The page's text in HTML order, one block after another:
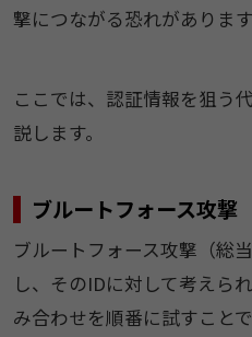
撃につながる恐れがあります
ここでは、認証情報を狙う
説します。
ブルートフォース攻撃
ブルートフォース攻撃（総
し、そのIDに対して考えら
み合わせを順番に試すこと